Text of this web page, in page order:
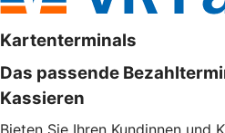
Kartenterminals
Das passende
Kassieren
Bieten Sie Ihren Kundinnen und